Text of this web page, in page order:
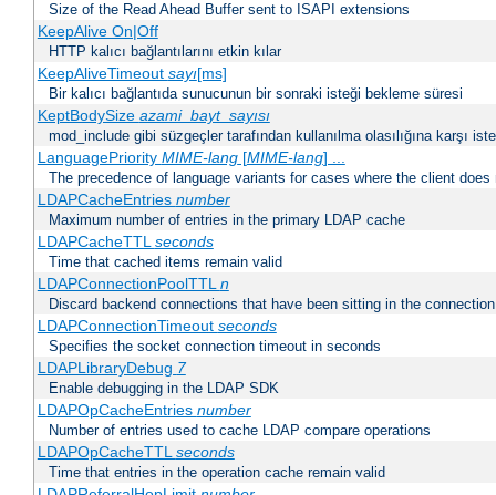
Size of the Read Ahead Buffer sent to ISAPI extensions
KeepAlive On|Off
HTTP kalıcı bağlantılarını etkin kılar
KeepAliveTimeout sayı[ms]
Bir kalıcı bağlantıda sunucunun bir sonraki isteği bekleme süresi
KeptBodySize azami_bayt_sayısı
mod_include gibi süzgeçler tarafından kullanılma olasılığına karşı
LanguagePriority MIME-lang[MIME-lang] ...
The precedence of language variants for cases where the client
LDAPCacheEntries number
Maximum number of entries in the primary LDAP cache
LDAPCacheTTLseconds
Time that cached items remain valid
LDAPConnectionPoolTTLn
Discard backend connections that have been sitting in the
LDAPConnectionTimeout seconds
Specifies the socket connection timeout in seconds
LDAPLibraryDebug 7
Enable debugging in the LDAP SDK
LDAPOpCacheEntries number
Number of entries used to cache LDAP compare operations
LDAPOpCacheTTLseconds
Time that entries in the operation cache remain valid